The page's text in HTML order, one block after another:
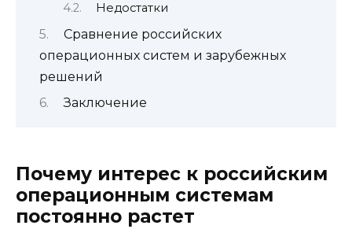
Недостатки
Сравнение российских
операционных систем и зарубежных
решений
Заключение
Почему интерес к российским
операционным системам
постоянно растет